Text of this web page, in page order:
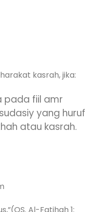
kasrah, jika:
pada fiil amr
yang huruf
atau kasrah.